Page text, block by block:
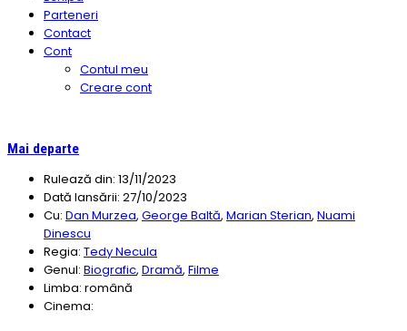
Parteneri
Contact
Cont
Contul meu
Creare cont
Mai departe
Rulează din: 13/11/2023
Dată lansării: 27/10/2023
Cu: Dan Murzea, George Baltă, Marian Sterian, Nuami
Dinescu
Regia: Tedy Necula
Genul: Biografic, Dramă, Filme
Limba: română
Cinema: